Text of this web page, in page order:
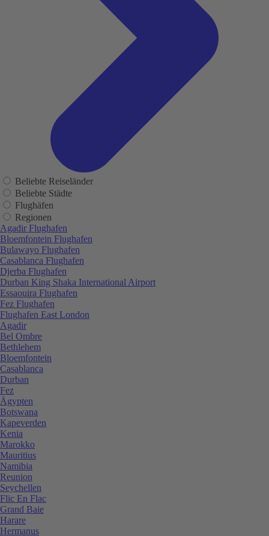
Beliebte Reiseländer
Beliebte Städte
Flughäfen
Regionen
Agadir Flughafen
Bloemfontein Flughafen
Bulawayo Flughafen
Casablanca Flughafen
Djerba Flughafen
Durban King Shaka International Airport
Essaouira Flughafen
Fez Flughafen
Flughafen East London
Agadir
Bel Ombre
Bethlehem
Bloemfontein
Casablanca
Durban
Fez
Ägypten
Botswana
Kapeverden
Kenia
Marokko
Mauritius
Namibia
Reunion
Seychellen
Flic En Flac
Grand Baie
Harare
Hermanus